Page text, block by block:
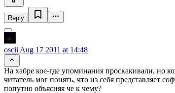
Reply
oscii Aug 17 2011 at 14:48
На хабре кое-где упоминания проскакивали, но
читатель мог понять, что из себя представляет
попутно объясняя че к чему?